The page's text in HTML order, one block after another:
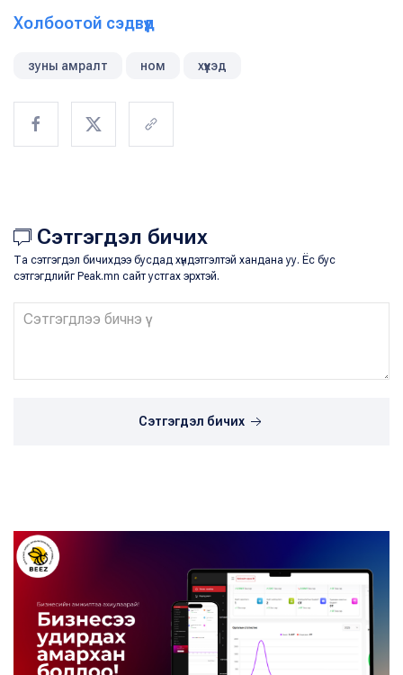
Холбоотой сэдвүүд
зуны амралт ном хүүхэд
Сэтгэгдэл бичих
Та сэтгэгдэл бичихдээ бусдад хүндэтгэлтэй хандана уу. Ёс бус
сэтгэгдлийг Peak.mn сайт устгах эрхтэй.
Сэтгэгдэл бичих